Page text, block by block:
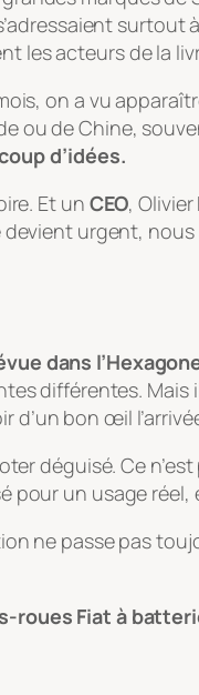
les acteurs de la
on a vu
ou de Chine,
d’idées.
Et un CEO,
urgent,
dans
différentes.
d’un bon œil
déguisé. Ce
pour un usage réel,
ne passe pas
roues Fiat à